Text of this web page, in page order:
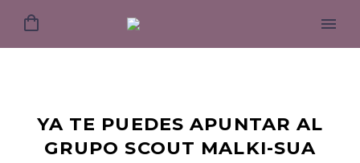
YA TE PUEDES APUNTAR AL
GRUPO SCOUT MALKI-SUA